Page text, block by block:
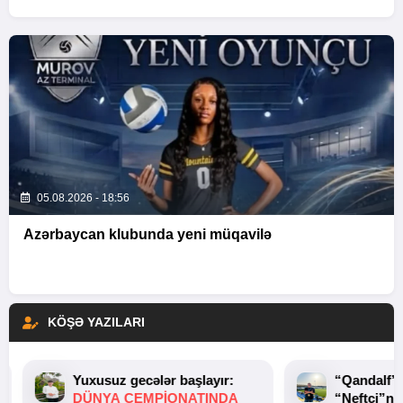
05.08.2026 - 18:56
Azərbaycan klubunda yeni müqavilə
KÖŞƏ YAZILARI
Yuxusuz gecələr başlayır:
DÜNYA ÇEMPIONATINDA